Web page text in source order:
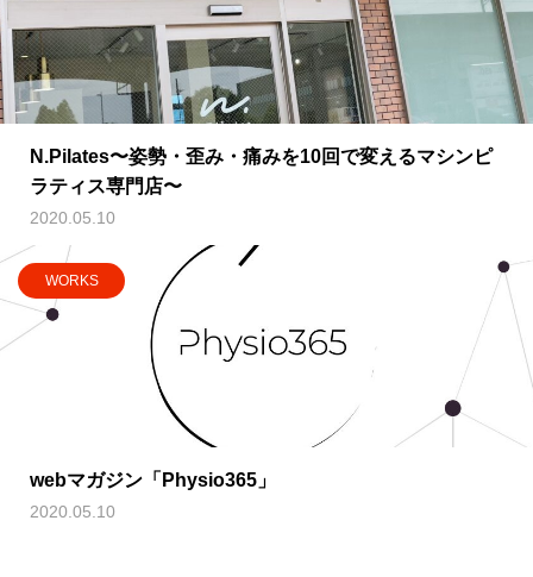
N.Pilates〜姿勢・歪み・痛みを10回で変えるマシンピ
ラティス専門店〜
2020.05.10
WORKS
webマガジン「Physio365」
2020.05.10